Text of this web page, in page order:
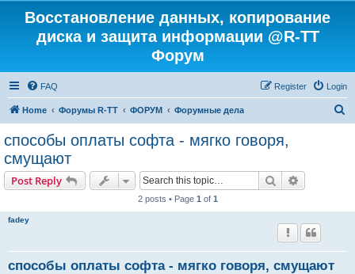
Восстановление данных, копирование
диска и защита информации @R-TT
Форум
FAQ Login
Register
Home Форумы R-TT ФОРУМ Форумные дела
способы оплаты софта - мягко говоря,
смущают
Post Reply Search
2 posts • Page 1 of 1
fadey
способы оплаты софта - мягко говоря, смущают